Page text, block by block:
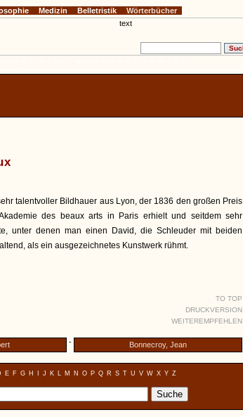
talentvoller Bildhauer aus Lyon, der 1836 den großen Preis
des beaux arts in Paris erhielt und seitdem sehr
unter denen man einen David, die Schleuder mit beiden
als ein ausgezeichnetes Kunstwerk rühmt.
TO TOP
DRUCKVERSION
WEITEREMPFEHLEN
- Bonnecroy, Jean
E F G H J K L M N O P Q R S T U V W X Y Z
Medizin Belletristik Wörterbücher